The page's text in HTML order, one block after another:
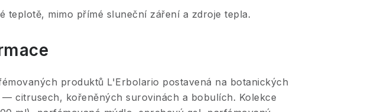
teplotě, mimo přímé sluneční záření a zdroje tepla.
produktů L'Erbolario postavená na botanických
— citrusech, kořeněných surovinách a bobulích. Kolekce